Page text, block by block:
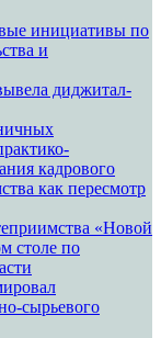
инициативы по
и
диджитал-
кадрового
как пересмотр
«Новой
столе по
сырьевого